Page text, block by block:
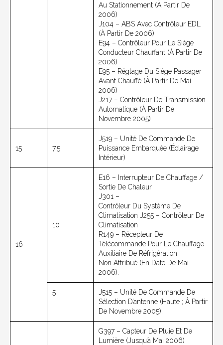
Au Stationnement (à Partir De
2006)
J104 – ABS Avec Contrôleur EDL
(à Partir De 2006)
E94 – Contrôleur Pour Le Siège
Conducteur Chauffant (à Partir De
2006)
E95 – Réglage Du Siège Passager
Avant Chauffé (à Partir De Mai
2006)
J217 – Contrôleur De Transmission
Automatique (à Partir De
Novembre 2005)
15 7.5
J519 – Unité De Commande De
Puissance Embarquée (éclairage
Intérieur)
16
10
E16 – Interrupteur De Chauffage /
Sortie De Chaleur
J301 –
Contrôleur Du Système De
Climatisation J255 – Contrôleur De
Climatisation
R149 – Récepteur De
Télécommande Pour Le Chauffage
Auxiliaire De Réfrigération
Non Attribué (en Date De Mai
2006).
5
J515 – Unité De Commande De
Sélection D’antenne (haute ; À Partir
De Novembre 2005).
G397 – Capteur De Pluie Et De
Lumière (jusqu’à Mai 2006)